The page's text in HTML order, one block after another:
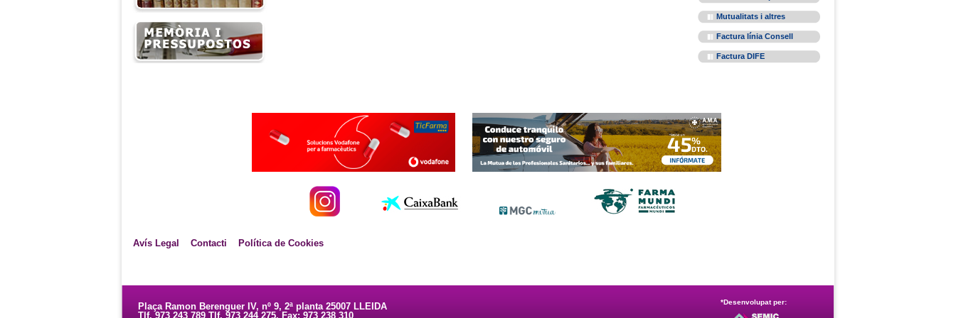
Mutualitats i altres
Factura línia Consell
Factura DIFE
Avís Legal Contacti Política de Cookies
Plaça Ramon Berenguer IV, nº 9, 2ª planta 25007 LLEIDA
Tlf. 973 243 789 Tlf. 973 244 275. Fax: 973 238 310
*Desenvolupat per: